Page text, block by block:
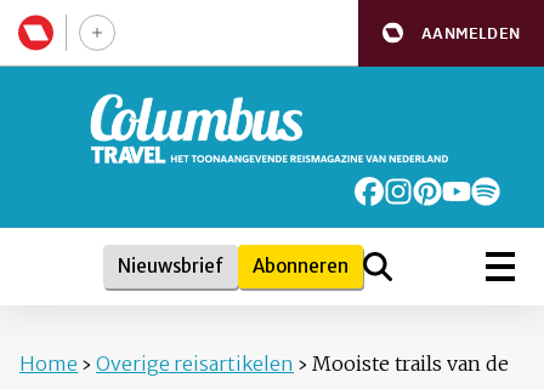
AANMELDEN
Nieuwsbrief Abonneren
Home › Overige reisartikelen › Mooiste trails van de